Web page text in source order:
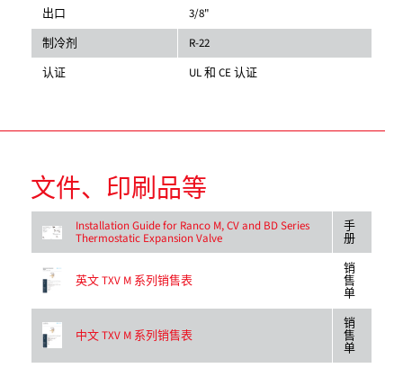
出口
3/8"
制冷剂
R-22
认证
UL 和 CE 认证
文件、印刷品等
Installation Guide for Ranco M, CV and BD Series
Thermostatic Expansion Valve
手
册
英文 TXV M 系列销售表
销
售
单
中文 TXV M 系列销售表
销
售
单